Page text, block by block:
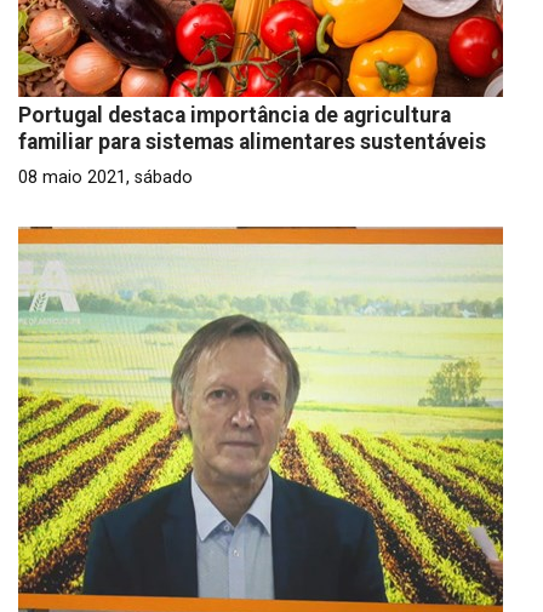
Portugal destaca importância de agricultura
familiar para sistemas alimentares sustentáveis
08 maio 2021, sábado